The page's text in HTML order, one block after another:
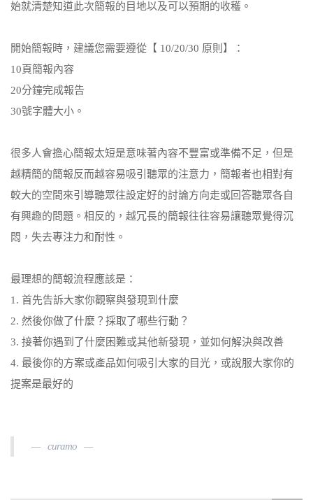
始就清楚知道此次簡報的目地以及可以預期的收穫。
開始簡報時，建議您需要遵從【 10/20/30 原則】：
10頁簡報內容
20分鐘完成報告
30號字體大小。
很多人會擔心簡報太短是意味著內容不豐富或準備不足，但是
越精簡的簡報反而越容易吸引聽眾的注意力，簡報者也相對有
較大的空間來引導聽眾往設定好的討論方向走或回答聽眾各自
有興趣的問題。相反的，越冗長的簡報往往容易讓聽眾覺得沉
悶，失去專注力和耐性。
最理想的簡報流程應該是：
1. 首先告訴大家你觀察與發現到什麼
2. 然後你做了什麼？採取了哪些行動？
3. 接著你遇到了什麼困難或其他新發現，並如何解決與改善
4. 最後你的方案或產品如何吸引大家的目光，或說服大家你的
提案是最好的
curamo